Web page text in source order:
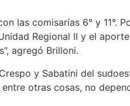
las comisarías 6° y 11°.
Regional II y el
agregó Brilloni.
y Sabatini del
otras cosas, no